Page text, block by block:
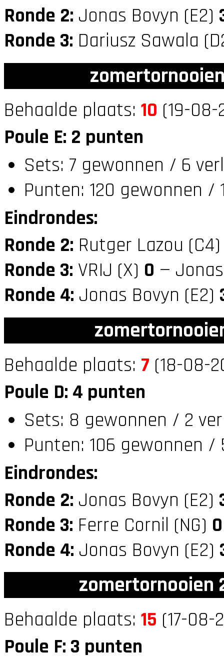
Ronde 2: Jonas Bovyn (E2)
Ronde 3: Dariusz Sawala
Behaalde plaats: 10 (19-
Poule E: 2 punten
Sets: 7 gewonnen / 6
Punten: 120 gewonnen /
Eindrondes:
Ronde 2: Rutger Lazou
Ronde 3: VRIJ (X) 0 —
Ronde 4: Jonas Bovyn (E2)
Behaalde plaats: 7 (18-08-
Poule D: 4 punten
Sets: 8 gewonnen / 2
Punten: 106 gewonnen /
Eindrondes:
Ronde 2: Jonas Bovyn (E2)
Ronde 3: Ferre Cornil (NG) 0
Ronde 4: Jonas Bovyn (E2)
zomertornooien
Behaalde plaats: 15 (17-08-
Poule F: 3 punten